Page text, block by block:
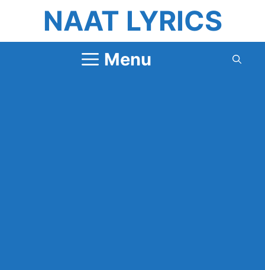
content
NAAT LYRICS
Menu